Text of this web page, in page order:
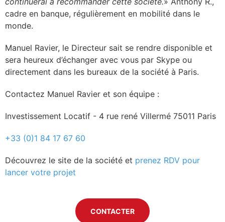
cadre en banque, régulièrement en mobilité dans le
monde.
Manuel Ravier, le Directeur sait se rendre disponible et
sera heureux d’échanger avec vous par Skype ou
directement dans les bureaux de la société à Paris.
Contactez Manuel Ravier et son équipe :
Investissement Locatif - 4 rue rené Villermé 75011 Paris
+33 (0)1 84 17 67 60
Découvrez le site de la société et prenez RDV pour
lancer votre projet
CONTACTER